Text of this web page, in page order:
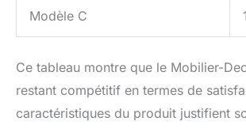
Modèle C
Ce tableau montre que le Mobilier-
restant compétitif en termes de
caractéristiques du produit justifient